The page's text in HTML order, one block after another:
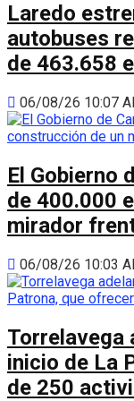
Laredo
autobuses
de 463.658
06/08/26 10:07
El Gobierno
de 400.000
mirador
06/08/26 10:03
Torrelavega
inicio de La
de 250